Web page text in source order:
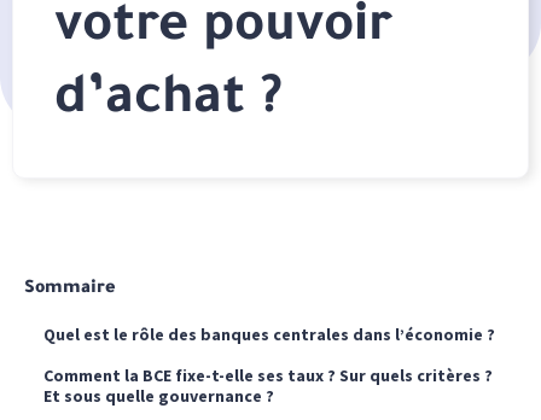
votre pouvoir
d’achat ?
Sommaire
Quel est le rôle des banques centrales dans l’économie ?
Comment la BCE fixe-t-elle ses taux ? Sur quels critères ?
Et sous quelle gouvernance ?